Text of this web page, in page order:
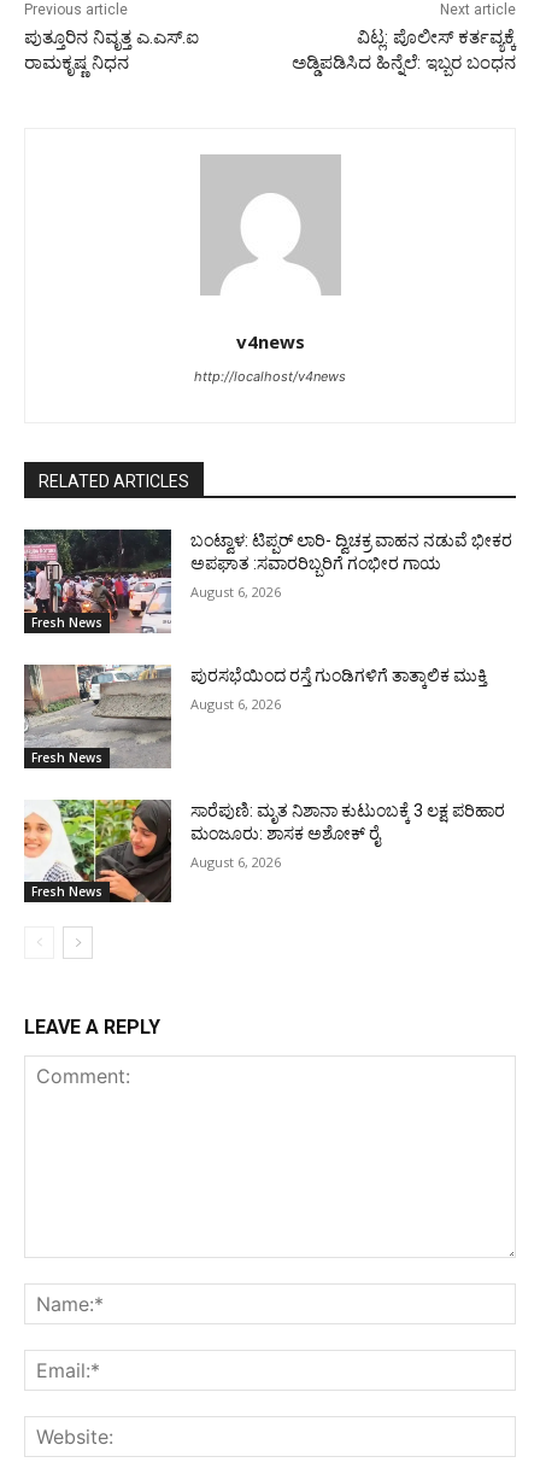
Previous article
ಪುತ್ತೂರಿನ ನಿವೃತ್ತ ಎ.ಎಸ್.ಐ
ರಾಮಕೃಷ್ಣ ನಿಧನ
Next article
ವಿಟ್ಲ: ಪೊಲೀಸ್ ಕರ್ತವ್ಯಕ್ಕೆ
ಅಡ್ಡಿಪಡಿಸಿದ ಹಿನ್ನೆಲೆ: ಇಬ್ಬರ ಬಂಧನ
v4news
http://localhost/v4news
RELATED ARTICLES
Fresh News
ಬಂಟ್ವಾಳ: ಟಿಪ್ಪರ್ ಲಾರಿ- ದ್ವಿಚಕ್ರ ವಾಹನ ನಡುವೆ ಭೀಕರ
ಅಪಘಾತ :ಸವಾರರಿಬ್ಬರಿಗೆ ಗಂಭೀರ ಗಾಯ
August 6, 2026
Fresh News
ಪುರಸಭೆಯಿಂದ ರಸ್ತೆ ಗುಂಡಿಗಳಿಗೆ ತಾತ್ಕಾಲಿಕ ಮುಕ್ತಿ
August 6, 2026
Fresh News
ಸಾರೆಪುಣಿ: ಮೃತ ನಿಶಾನಾ ಕುಟುಂಬಕ್ಕೆ 3 ಲಕ್ಷ ಪರಿಹಾರ
ಮಂಜೂರು: ಶಾಸಕ ಅಶೋಕ್ ರೈ
August 6, 2026
LEAVE A REPLY